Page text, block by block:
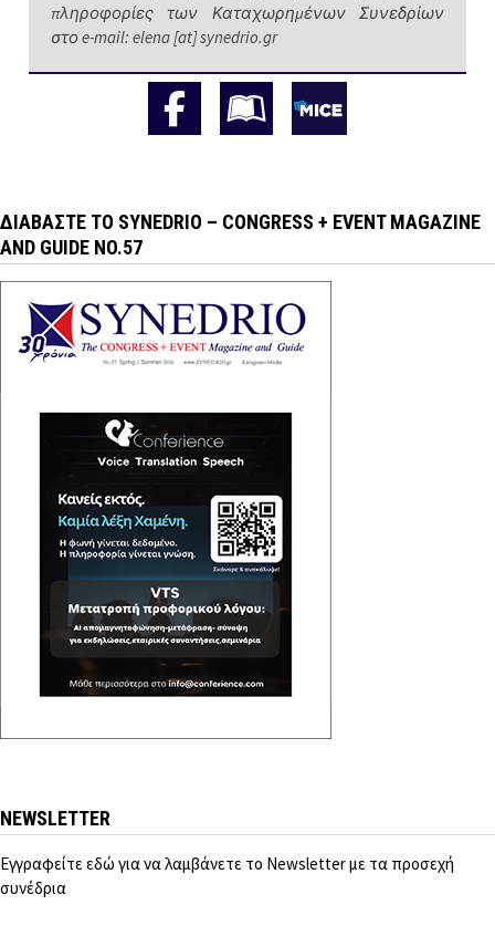
πληροφορίες των Καταχωρημένων Συνεδρίων
στο e-mail: elena [at] synedrio.gr
ΔΙΑΒΆΣΤΕ ΤΟ SYNEDRIO – CONGRESS + EVENT MAGAZINE
AND GUIDE NO.57
NEWSLETTER
Εγγραφείτε εδώ για να λαμβάνετε το Newsletter με τα προσεχή
συνέδρια